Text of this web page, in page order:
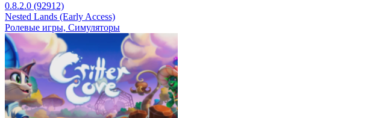
0.8.2.0 (92912)
Nested Lands (Early Access)
Ролевые игры, Симуляторы